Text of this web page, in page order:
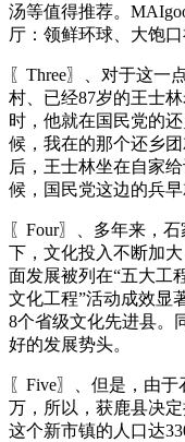
汤等值得推荐。
厅：领鲜环球、大饱口
〖Three〗、对于这一
村、已经87岁的王士
时，他就在国民党的
候，我在的那个还乡
后，王士林坐在自家
候，国民党这边的兵
〖Four〗、多年来，
下，文化投入不断加
面发展被列在“五大工
文化工程”活动成效显
8个省级文化先进县。
好的发展势头。
〖Five〗、但是，由
万，所以，获鹿县决
这个新市镇的人口达